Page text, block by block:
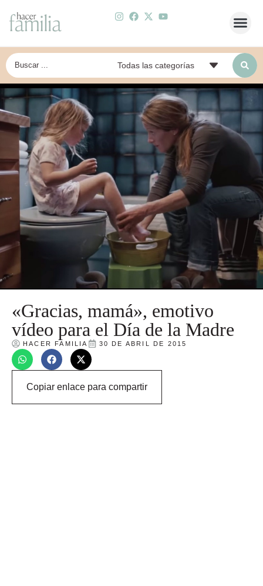
«Gracias, mamá», emotivo
vídeo para el Día de la Madre
HACER FAMILIA 30 DE ABRIL DE 2015
Copiar enlace para compartir